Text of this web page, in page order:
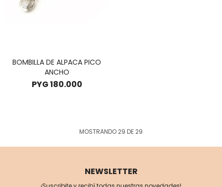
BOMBILLA DE ALPACA PICO
ANCHO
PYG180.000
MOSTRANDO 29 DE 29
NEWSLETTER